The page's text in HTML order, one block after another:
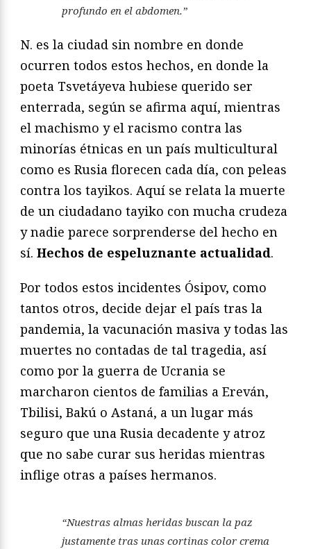
profundo en el abdomen.”
N. es la ciudad sin nombre en donde
ocurren todos estos hechos, en donde la
poeta Tsvetáyeva hubiese querido ser
enterrada, según se afirma aquí, mientras
el machismo y el racismo contra las
minorías étnicas en un país multicultural
como es Rusia florecen cada día, con peleas
contra los tayikos. Aquí se relata la muerte
de un ciudadano tayiko con mucha crudeza
y nadie parece sorprenderse del hecho en
sí. Hechos de espeluznante actualidad.
Por todos estos incidentes Ósipov, como
tantos otros, decide dejar el país tras la
pandemia, la vacunación masiva y todas las
muertes no contadas de tal tragedia, así
como por la guerra de Ucrania se
marcharon cientos de familias a Ereván,
Tbilisi, Bakú o Astaná, a un lugar más
seguro que una Rusia decadente y atroz
que no sabe curar sus heridas mientras
inflige otras a países hermanos.
“Nuestras almas heridas buscan la paz
justamente tras unas cortinas color crema